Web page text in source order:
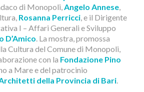
di Monopoli,Angelo Annese,
Rosanna Perricci, e il Dirigente
I – Affari Generali e Sviluppo
D’Amico. La mostra, promossa
Cultura del Comune di Monopoli,
con la Fondazione Pino
a Mare e del patrocinio
della Provincia di Bari.